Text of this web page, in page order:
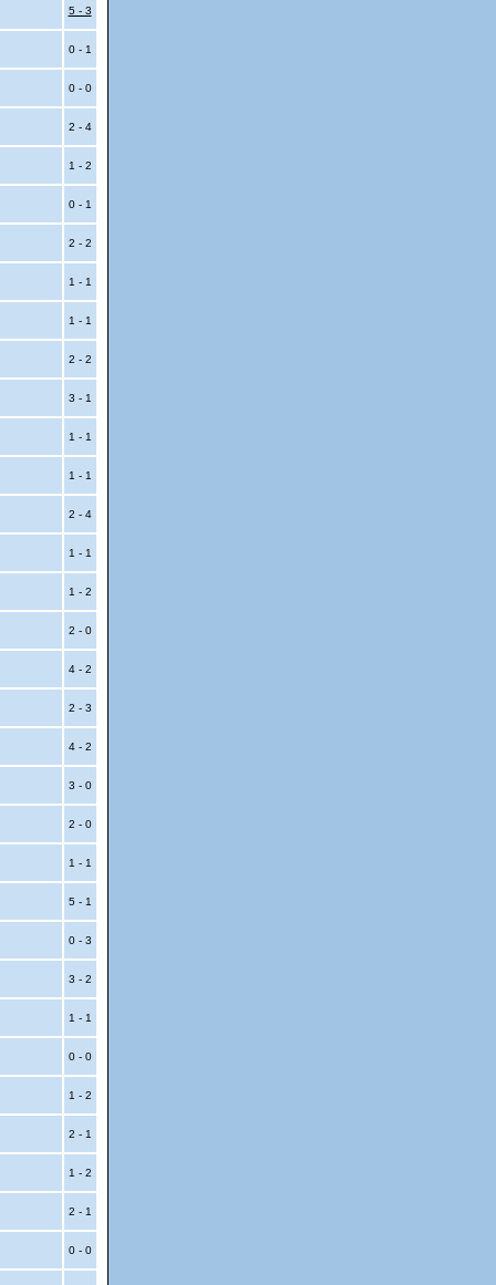
5 - 3
0 - 1
0 - 0
2 - 4
1 - 2
0 - 1
2 - 2
1 - 1
1 - 1
2 - 2
3 - 1
1 - 1
1 - 1
2 - 4
1 - 1
1 - 2
2 - 0
4 - 2
2 - 3
4 - 2
3 - 0
2 - 0
1 - 1
5 - 1
0 - 3
3 - 2
1 - 1
0 - 0
1 - 2
2 - 1
1 - 2
2 - 1
0 - 0